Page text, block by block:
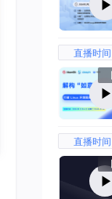
直播时间
直播时间